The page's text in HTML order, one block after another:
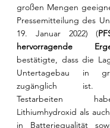
großen Mengen
Pressemitteilung des
19. Januar 2022) (
hervorragende
bestätigte, dass die
Untertagebau in
zugänglich ist.
Testarbeiten
Lithiumhydroxid als
in Batteriequalität